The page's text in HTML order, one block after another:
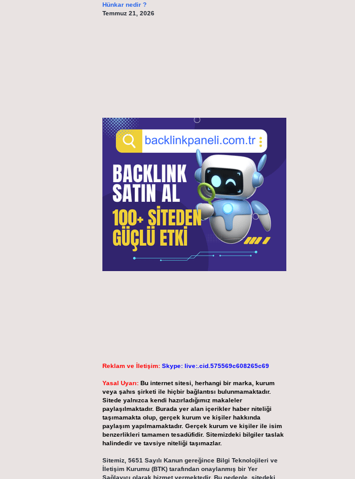
Hünkar nedir ?
Temmuz 21, 2026
Reklam ve İletişim: Skype: live:.cid.575569c608265c69
Yasal Uyarı: Bu internet sitesi, herhangi bir marka, kurum
veya şahıs şirketi ile hiçbir bağlantısı bulunmamaktadır.
Sitede yalnızca kendi hazırladığımız makaleler
paylaşılmaktadır. Burada yer alan içerikler haber niteliği
taşımamakta olup, gerçek kurum ve kişiler hakkında
paylaşım yapılmamaktadır. Gerçek kurum ve kişiler ile isim
benzerlikleri tamamen tesadüfidir. Sitemizdeki bilgiler taslak
halindedir ve tavsiye niteliği taşımazlar.
Sitemiz, 5651 Sayılı Kanun gereğince Bilgi Teknolojileri ve
İletişim Kurumu (BTK) tarafından onaylanmış bir Yer